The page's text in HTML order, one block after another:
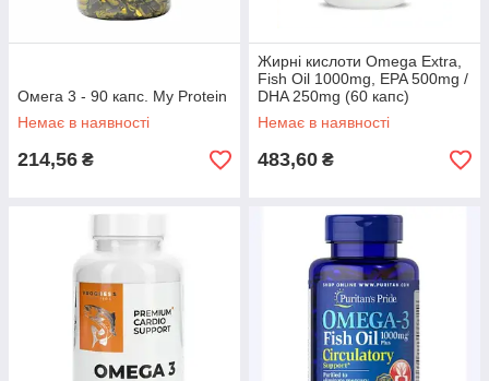
Омега 3 - 90 капс. My Protein
Немає в наявності
214,56 ₴
Жирні кислоти Omega Extra,
Fish Oil 1000mg, EPA 500mg /
DHA 250mg (60 капс)
Немає в наявності
483,60 ₴